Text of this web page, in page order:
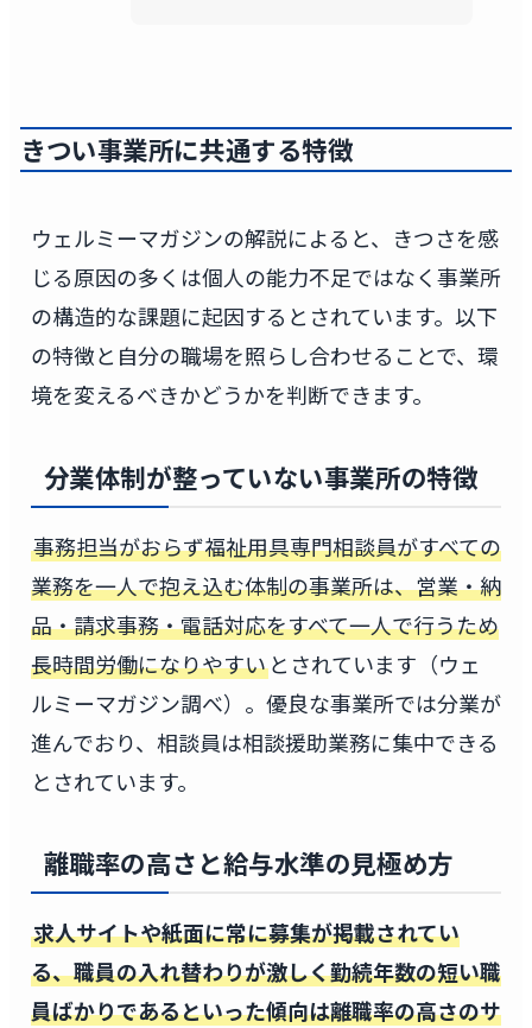
きつい事業所に共通する特徴
ウェルミーマガジンの解説によると、きつさを感
じる原因の多くは個人の能力不足ではなく事業所
の構造的な課題に起因するとされています。以下
の特徴と自分の職場を照らし合わせることで、環
境を変えるべきかどうかを判断できます。
分業体制が整っていない事業所の特徴
事務担当がおらず福祉用具専門相談員がすべての
業務を一人で抱え込む体制の事業所は、営業・納
品・請求事務・電話対応をすべて一人で行うため
長時間労働になりやすいとされています（ウェ
ルミーマガジン調べ）。優良な事業所では分業が
進んでおり、相談員は相談援助業務に集中できる
とされています。
離職率の高さと給与水準の見極め方
求人サイトや紙面に常に募集が掲載されてい
る、職員の入れ替わりが激しく勤続年数の短い職
員ばかりであるといった傾向は離職率の高さのサ